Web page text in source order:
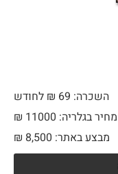
השכרה: 69 ₪ לחודש
מחיר בגלריה: 11000 ₪
מבצע באתר:
₪ 8,500